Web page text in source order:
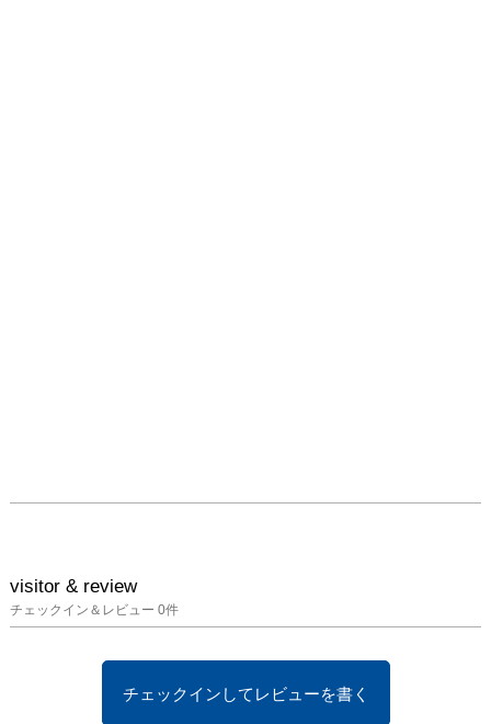
visitor & review
チェックイン＆レビュー 0件
チェックインしてレビューを書く